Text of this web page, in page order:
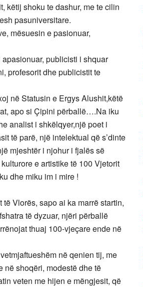
këtij shoku te dashur, me te cilin
pasuniversitare.
mësuesin e pasionuar,
publicisti i shquar
profesorit dhe publicistit te
në Statusin e Ergys Alushit,këtë
apo si Çipini përballë….Na iku
analist i shkëlqyer,një poet i
të parë, një intelektual që s’dinte
mjeshtër i njohur i fjalës së
e artistike të 100 Vjetorit
dhe miku im i mire !
Vlorës, sapo ai ka marrë startin,
të dyzuar, njëri përballë
thuaj 100-vjeçare ende në
në qenien tij, me
në shoqëri, modestë dhe të
veten me hijen e mëngjesit, që